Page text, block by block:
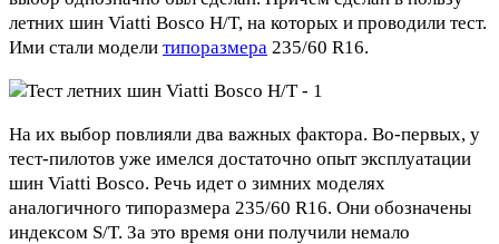
летних шин Viatti Bosco H/T, на которых и проводили тест.
Ими стали модели типоразмера 235/60 R16.
На их выбор повлияли два важных фактора. Во-первых, у
тест-пилотов уже имелся достаточно опыт эксплуатации
шин Viatti Bosco. Речь идет о зимних моделях
аналогичного типоразмера 235/60 R16. Они обозначены
индексом S/T. За это время они получили немало